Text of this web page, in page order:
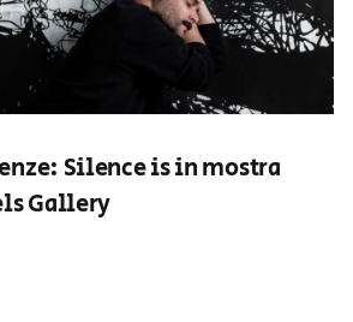
Silence is in mostra
Gallery